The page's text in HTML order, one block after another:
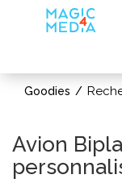
Goodies
Avion